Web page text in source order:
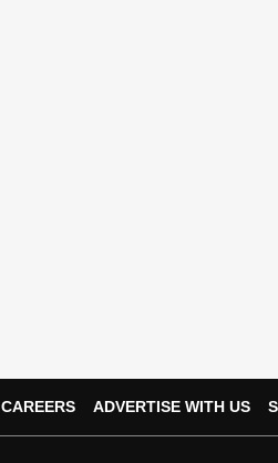
CAREERS ADVERTISE WITH US